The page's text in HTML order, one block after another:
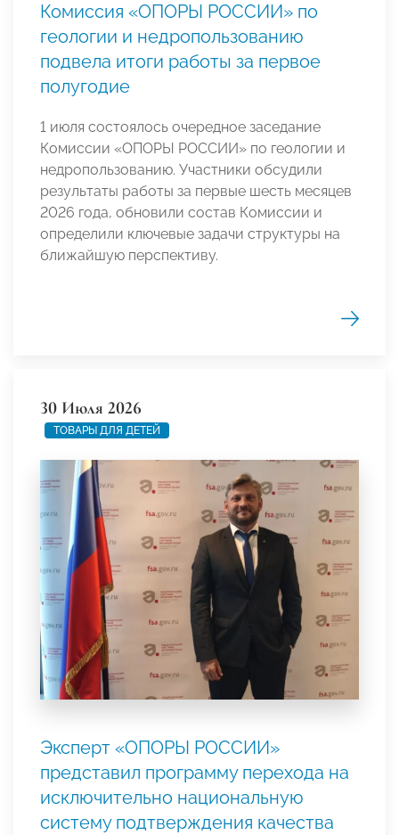
Комиссия «ОПОРЫ РОССИИ» по
геологии и недропользованию
подвела итоги работы за первое
полугодие
1 июля состоялось очередное заседание
Комиссии «ОПОРЫ РОССИИ» по геологии и
недропользованию. Участники обсудили
результаты работы за первые шесть месяцев
2026 года, обновили состав Комиссии и
определили ключевые задачи структуры на
ближайшую перспективу.
30 Июля 2026
ТОВАРЫ ДЛЯ ДЕТЕЙ
Эксперт «ОПОРЫ РОССИИ»
представил программу перехода на
исключительно национальную
систему подтверждения качества